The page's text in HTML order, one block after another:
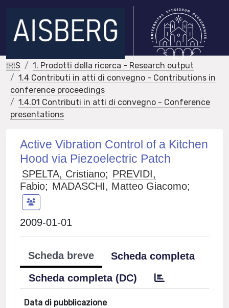
IRIS
1. Prodotti della ricerca - Research output
1.4 Contributi in atti di convegno - Contributions in
conference proceedings
1.4.01 Contributi in atti di convegno - Conference
presentations
Active Vibration Control of a Kitchen
Hood via Piezoelectric Patch
SPELTA, Cristiano; PREVIDI,
Fabio; MADASCHI, Matteo Giacomo;
2009-01-01
Scheda breve
Scheda completa
Scheda completa (DC)
Data di pubblicazione